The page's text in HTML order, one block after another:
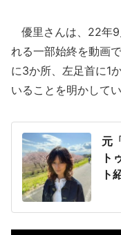
優里さんは、22年9
れる一部始終を動画
に3か所、左足首に1
いることを明かしてい
元
ト
ト